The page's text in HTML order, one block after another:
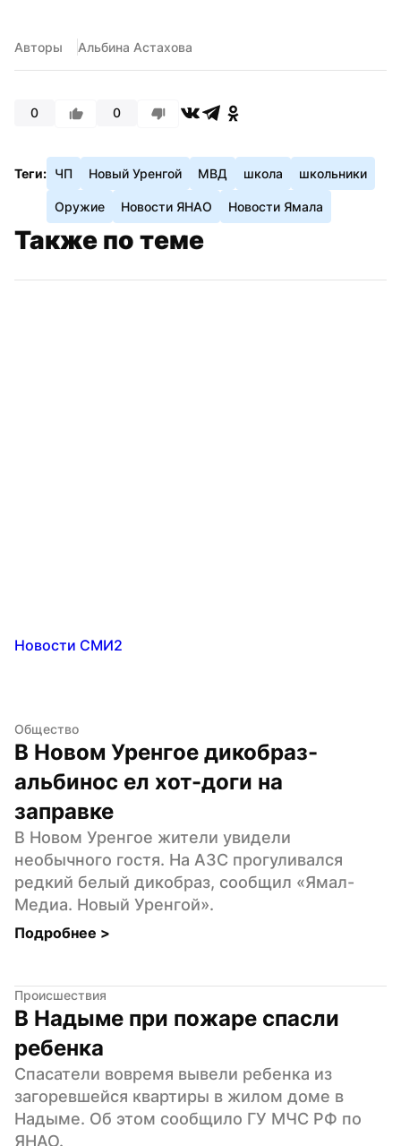
Авторы Альбина Астахова
0 0
Теги: ЧП Новый Уренгой МВД школа школьники
Оружие Новости ЯНАО Новости Ямала
Также по теме
Новости СМИ2
Общество
В Новом Уренгое дикобраз-
альбинос ел хот-доги на
заправке
В Новом Уренгое жители увидели
необычного гостя. На АЗС прогуливался
редкий белый дикобраз, сообщил «Ямал-
Медиа. Новый Уренгой».
Подробнее >
Происшествия
В Надыме при пожаре спасли
ребенка
Спасатели вовремя вывели ребенка из
загоревшейся квартиры в жилом доме в
Надыме. Об этом сообщило ГУ МЧС РФ по
ЯНАО.